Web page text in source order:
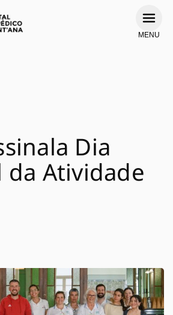
MENU
Dia
Atividade